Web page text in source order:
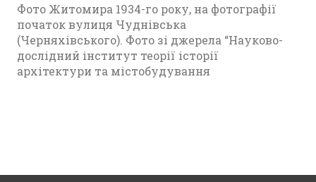
Фото Житомира 1934-го року, на фотографії
початок вулиця Чуднівська
(Черняхівського). Фото зі джерела “Науково-
дослідний інститут теорії історії
архітектури та містобудування